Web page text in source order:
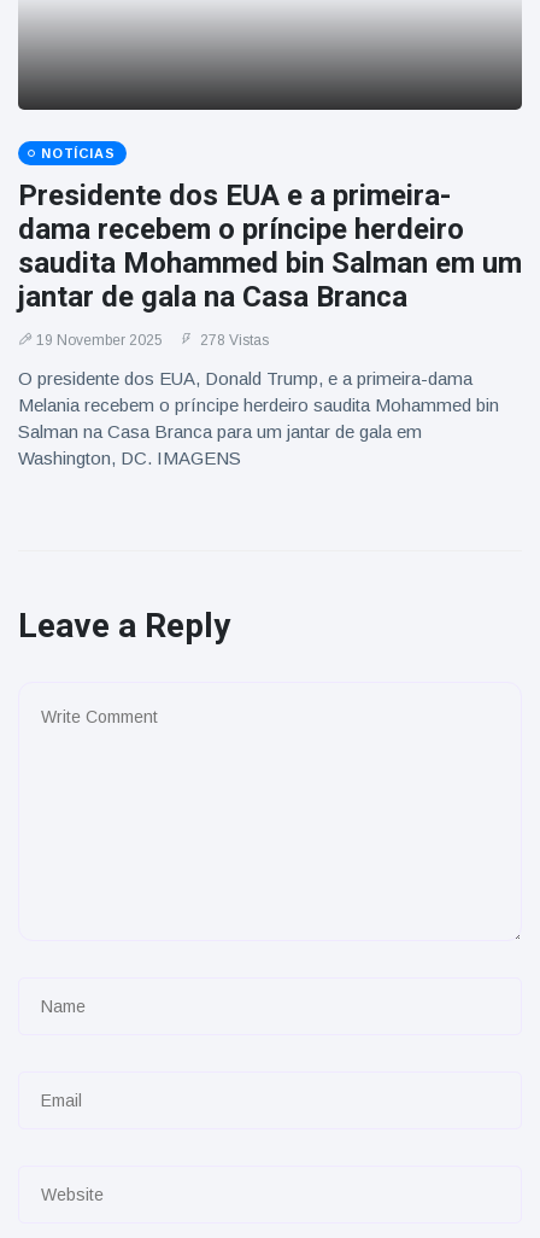
NOTÍCIAS
Presidente dos EUA e a primeira-
dama recebem o príncipe herdeiro
saudita Mohammed bin Salman em um
jantar de gala na Casa Branca
19 November 2025 278 Vistas
O presidente dos EUA, Donald Trump, e a primeira-dama
Melania recebem o príncipe herdeiro saudita Mohammed bin
Salman na Casa Branca para um jantar de gala em
Washington, DC. IMAGENS
Leave a Reply